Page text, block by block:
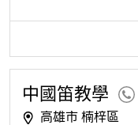
中國笛教學
高雄市 楠梓區